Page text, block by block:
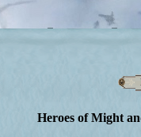
Heroes of Might